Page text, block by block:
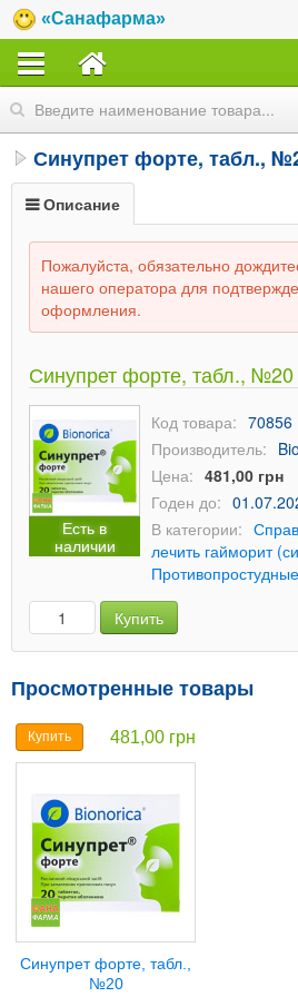
«Санафарма»
Синупрет форте, табл.,
Описание
Пожалуйста, обязательно
нашего оператора для
оформления.
Синупрет форте, табл., №20
Есть в
наличии
Код товара: 70856
Производитель:
Цена: 481,00 грн
Годен до:
В категории:
лечить гайморит
Противопростудные
Купить
Просмотренные товары
Купить 481,00 грн
Синупрет форте, табл.,
№20